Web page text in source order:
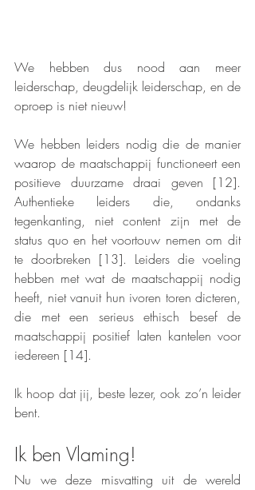
We hebben dus nood aan meer
leiderschap, deugdelijk leiderschap, en de
oproep is niet nieuw!
We hebben leiders nodig die de manier
waarop de maatschappij functioneert een
positieve duurzame draai geven [12].
Authentieke leiders die, ondanks
tegenkanting, niet content zijn met de
status quo en het voortouw nemen om dit
te doorbreken [13]. Leiders die voeling
hebben met wat de maatschappij nodig
heeft, niet vanuit hun ivoren toren dicteren,
die met een serieus ethisch besef de
maatschappij positief laten kantelen voor
iedereen [14].
Ik hoop dat jij, beste lezer, ook zo’n leider
bent.
Ik ben Vlaming!
Nu we deze misvatting uit de wereld